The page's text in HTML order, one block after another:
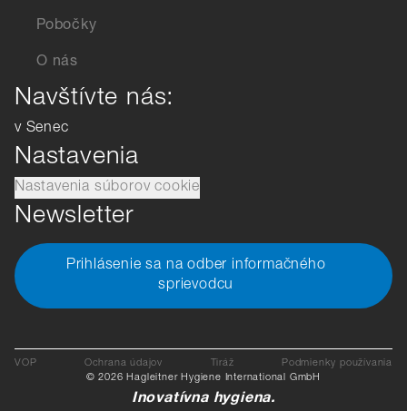
Pobočky
O nás
Navštívte nás:
v Senec
Nastavenia
Nastavenia súborov cookie
Newsletter
Prihlásenie sa na odber informačného
sprievodcu
VOP Ochrana údajov Tiráž
Podmienky používania
© 2026 Hagleitner Hygiene International GmbH
Inovatívna hygiena.